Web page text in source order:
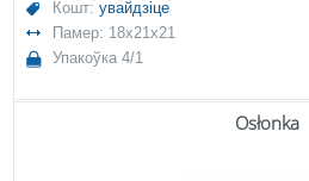
Кошт:увайдзіце
Памер: 18x21x21
Упакоўка 4/1
Osłonka